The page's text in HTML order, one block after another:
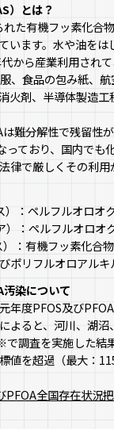
）とは？
れた有機フッ素化合
います。水や油をは
から産業利用され
、食品の包み紙、
火剤、半導体製造
難分解性で残留性が
っており、国内でも
律で厳しくその利用
：ペルフルオロオ
：ペルフルオロオ
：有機フッ素化合
ポリフルオロアル
染について
年度PFOS及び
よると、河川、湖
調査を実施した結
値を超過（最大：
PFOA全国存在状況